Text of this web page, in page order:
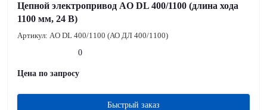
Цепной электропривод AO DL 400/1100 (длина хода
1100 мм, 24 В)
Артикул: AO DL 400/1100 (АО ДЛ 400/1100)
0
Цена по запросу
Быстрый заказ